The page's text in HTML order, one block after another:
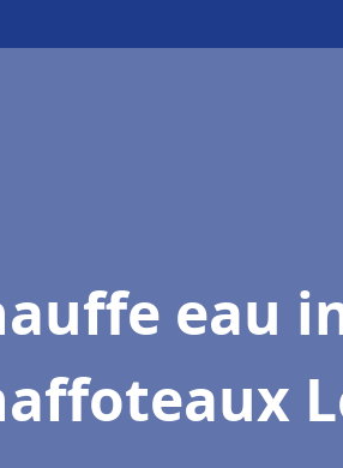
eau